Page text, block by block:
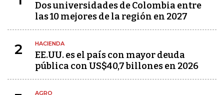
Dos universidades de Colombia entre
las 10 mejores de la región en 2027
2 HACIENDA
EE.UU. es el país con mayor deuda
pública con US$40,7 billones en 2026
AGRO